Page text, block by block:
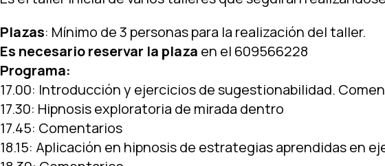
Plazas: Mínimo de 3 personas para la realización del taller.
Es necesario reservar la plaza en el 609566228
Programa:
17.00: Introducción y ejercicios de sugestionabilidad.
17.30: Hipnosis exploratoria de mirada dentro
17.45: Comentarios
18.15: Aplicación en hipnosis de estrategias aprendidas en